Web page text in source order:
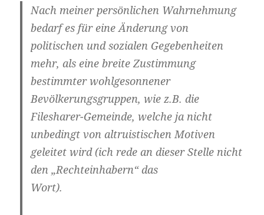
Nach meiner persönlichen Wahrnehmung
bedarf es für eine Änderung von
politischen und sozialen Gegebenheiten
mehr, als eine breite Zustimmung
bestimmter wohlgesonnener
Bevölkerungsgruppen, wie z.B. die
Filesharer-Gemeinde, welche ja nicht
unbedingt von altruistischen Motiven
geleitet wird (ich rede an dieser Stelle nicht
den „Rechteinhabern“ das
Wort).